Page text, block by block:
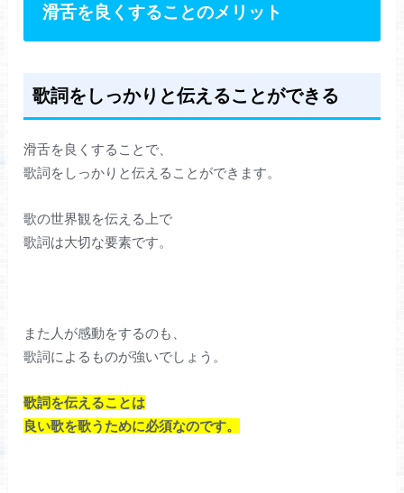
滑舌を良くすることのメリット
歌詞をしっかりと伝えることができる
滑舌を良くすることで、
歌詞をしっかりと伝えることができます。
歌の世界観を伝える上で
歌詞は大切な要素です。
また人が感動をするのも、
歌詞によるものが強いでしょう。
歌詞を伝えることは
良い歌を歌うために必須なのです。